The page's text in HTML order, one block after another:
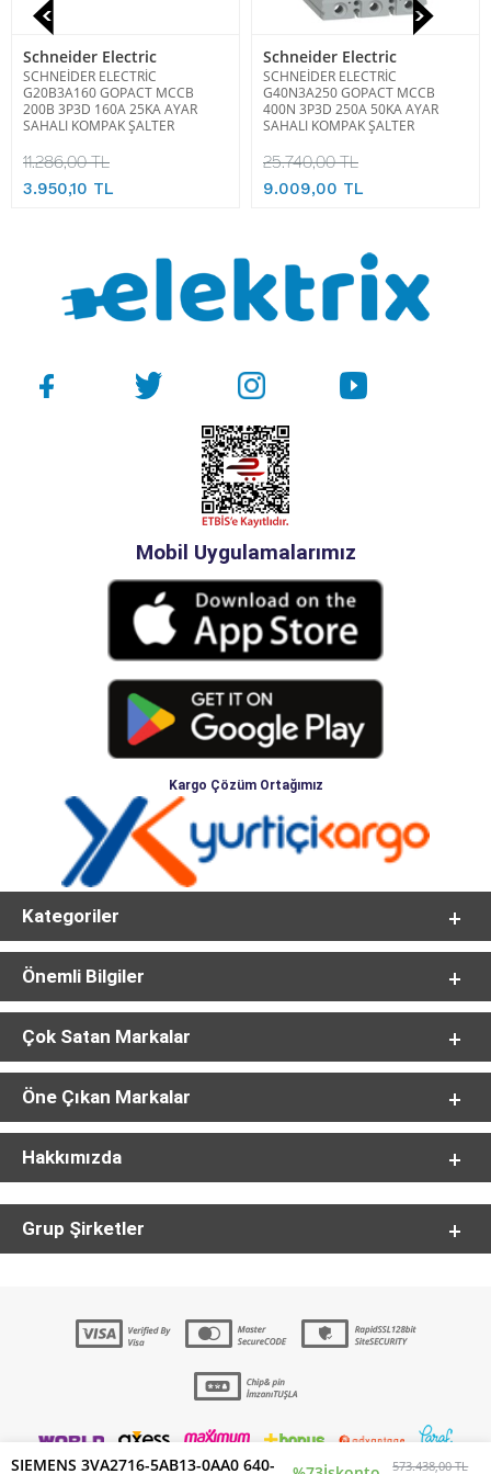
SIEMENS 3VA2716-5AB13-0AA0 640- 573.438,00 TL
Schneider Electric
SCHNEİDER ELECTRİC
G20B3A160 GOPACT MCCB
200B 3P3D 160A 25KA AYAR
SAHALI KOMPAK ŞALTER
11.286,00 TL
3.950,10 TL
Schneider Electric
SCHNEİDER ELECTRİC
G40N3A250 GOPACT MCCB
400N 3P3D 250A 50KA AYAR
SAHALI KOMPAK ŞALTER
25.740,00 TL
9.009,00 TL
Mobil Uygulamalarımız
Kargo Çözüm Ortağımız
Kategoriler
Önemli Bilgiler
Çok Satan Markalar
Öne Çıkan Markalar
Hakkımızda
Grup Şirketler